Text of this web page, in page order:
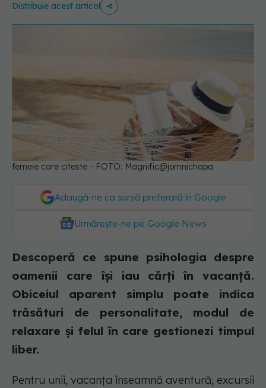
Distribuie acest articol
femeie care citeste - FOTO: Magnific@jomnichapa
Adaugă-ne ca sursă preferată în Google
Urmărește-ne pe Google News
Descoperă ce spune psihologia despre
oamenii care își iau cărți în vacanță.
Obiceiul aparent simplu poate indica
trăsături de personalitate, modul de
relaxare și felul în care gestionezi timpul
liber.
Pentru unii, vacanța înseamnă aventură, excursii